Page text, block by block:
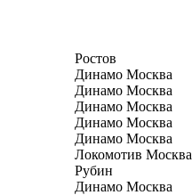
Ростов
Динамо Москва
Динамо Москва
Динамо Москва
Динамо Москва
Динамо Москва
Локомотив Москва
Рубин
Динамо Москва